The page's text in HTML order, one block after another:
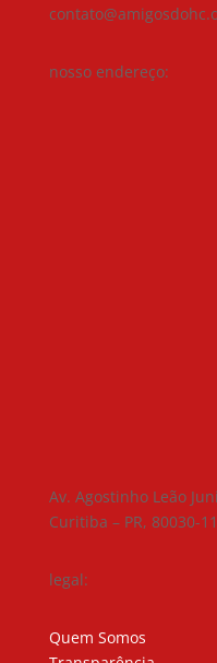
nosso endereço:
Av. Agostinho Leão
Curitiba – PR, 80030-
legal:
Quem Somos